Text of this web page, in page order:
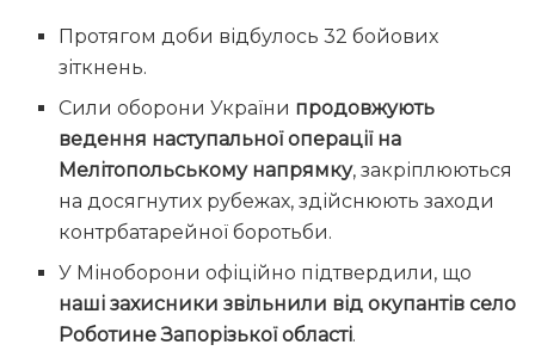
Протягом доби відбулось 32 бойових
зіткнень.
Сили оборони України продовжують
ведення наступальної операції на
Мелітопольському напрямку, закріплюються
на досягнутих рубежах, здійснюють заходи
контрбатарейної боротьби.
У Міноборони офіційно підтвердили, що
наші захисники звільнили від окупантів село
Роботине Запорізької області.